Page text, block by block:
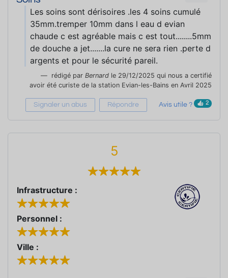
Les soins sont dérisoires .les 4 soins cumulé
35mm.tremper 10mm dans l eau d evian
chaude c est agréable mais c est tout........5mm
de douche a jet.......la cure ne sera rien .perte d
argents et pour le sécurité pareil.
rédigé par Bernard le 29/12/2025 qui nous a certifié
avoir été curiste de la station Evian-les-Bains en Avril 2025
Signaler un abus Répondre Avis utile ? 2
5
Infrastructure :
Personnel :
Ville :